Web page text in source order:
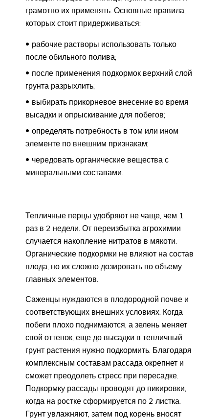
грамотно их применять. Основные правила,
которых стоит придерживаться:
рабочие растворы использовать только
после обильного полива;
после применения подкормок верхний слой
грунта разрыхлить;
выбирать прикорневое внесение во время
высадки и опрыскивание для побегов;
определять потребность в том или ином
элементе по внешним признакам;
чередовать органические вещества с
минеральными составами.
Тепличные перцы удобряют не чаще, чем 1
раз в 2 недели. От переизбытка агрохимии
случается накопление нитратов в мякоти.
Органические подкормки не влияют на состав
плода, но их сложно дозировать по объему
главных элементов.
Саженцы нуждаются в плодородной почве и
соответствующих внешних условиях. Когда
побеги плохо поднимаются, а зелень меняет
свой оттенок, еще до высадки в тепличный
грунт растения нужно подкормить. Благодаря
комплексным составам рассада окрепнет и
сможет преодолеть стресс при пересадке.
Подкормку рассады проводят до пикировки,
когда на ростке сформируется по 2 листка.
Грунт увлажняют, затем под корень вносят